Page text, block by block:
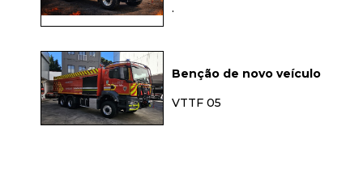
.
Benção de novo veículo
VTTF 05